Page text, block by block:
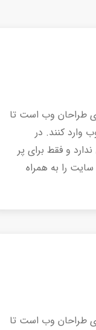
طراحان وب است تا
وارد کنند. در
و فقط برای پر
را به همراه
طراحان وب است تا